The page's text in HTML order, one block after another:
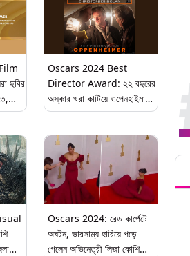
ছবির
Oscars 2024 Best
Director Award: ২২ বছরের
অস্কার খরা কাটিয়ে ওপেনহাইমারের
জন্য সেরা পরিচালকের প্রথম
টুইট)
Oscars 2024: রেড কার্পেটে
অঘটন, ভারসাম্য হারিয়ে পড়ে
গেলেন অভিনেত্রী লিজা কোশি